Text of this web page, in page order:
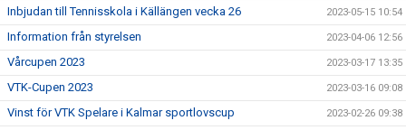
Inbjudan till Tennisskola i Källängen vecka 26 2023-05-15 10:54
Information från styrelsen 2023-04-06 12:56
Vårcupen 2023 2023-03-17 13:35
VTK-Cupen 2023 2023-03-16 09:08
Vinst för VTK Spelare i Kalmar sportlovscup 2023-02-26 09:38